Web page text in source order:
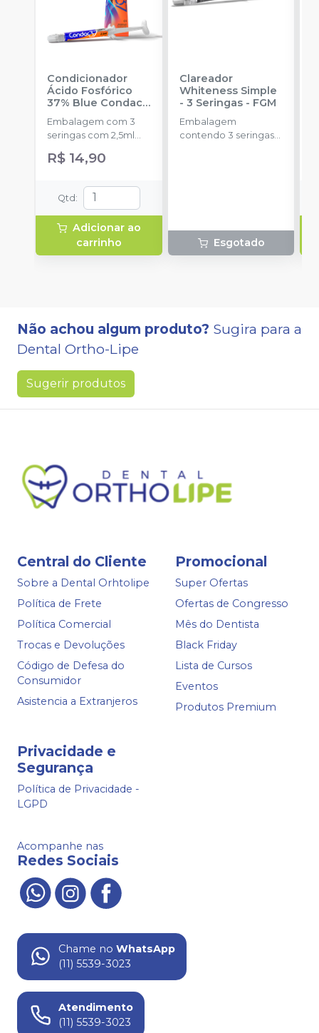
Condicionador
Ácido Fosfórico
37% Blue Condac-
FGM
Embalagem com 3
seringas com 2,5ml
cada uma e 3
ponteiras para
R$ 14,90
Qtd :
Adicionar ao
carrinho
Clareador
Whiteness Simple
- 3 Seringas- FGM
Embalagem
contendo 3 seringas
Esgotado
Não achou algum produto? Sugira para a
Dental Ortho-Lipe
Sugerir produtos
Central do Cliente
Sobre a Dental Orhtolipe
Política de Frete
Política Comercial
Trocas e Devoluções
Código de Defesa do
Consumidor
Asistencia a Extranjeros
Promocional
Super Ofertas
Ofertas de Congresso
Mês do Dentista
Black Friday
Lista de Cursos
Eventos
Produtos Premium
Privacidade e
Segurança
Política de Privacidade -
LGPD
Acompanhe nas
Redes Sociais
Chame no WhatsApp
(11) 5539-3023
Atendimento
(11) 5539-3023